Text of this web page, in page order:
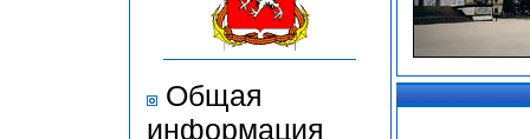
Общая
информация